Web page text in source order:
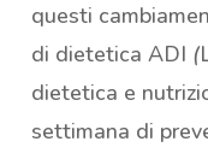
questi
di dietetica ADI (
dietetica e
settimana di